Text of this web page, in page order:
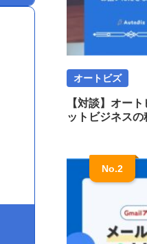
オートビズ
【対談】オー
ットビジネス